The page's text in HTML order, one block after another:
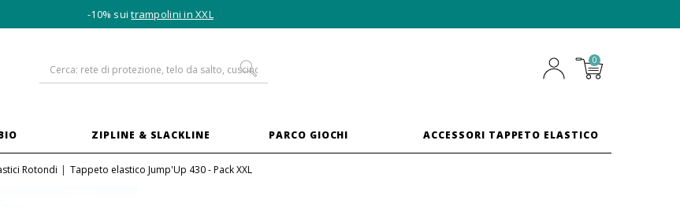
-10% suitrampolini in XXL
0
ZIPLINE & SLACKLINE PARCO GIOCHI ACCESSORI TAPPETO ELASTICO
Rotondi Tappeto elastico Jump'Up 430 - Pack XXL